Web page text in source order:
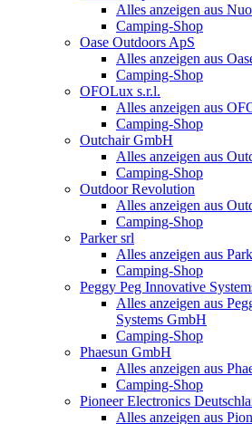
Alles anzeigen aus
Camping-Shop
Oase Outdoors ApS
Alles anzeigen aus
Camping-Shop
OFOLux s.r.l.
Alles anzeigen aus
Camping-Shop
Outchair GmbH
Alles anzeigen aus
Camping-Shop
Outdoor Revolution
Alles anzeigen aus
Camping-Shop
Parker srl
Alles anzeigen aus
Camping-Shop
Peggy Peg Innovative
Alles anzeigen aus
Systems GmbH
Camping-Shop
Phaesun GmbH
Alles anzeigen aus
Camping-Shop
Pioneer Electronics
Alles anzeigen aus